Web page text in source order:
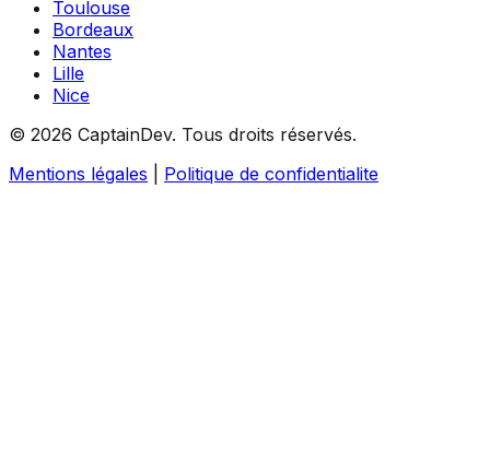
Toulouse
Bordeaux
Nantes
Lille
Nice
© 2026 CaptainDev. Tous droits réservés.
Mentions légales
Politique de confidentialite